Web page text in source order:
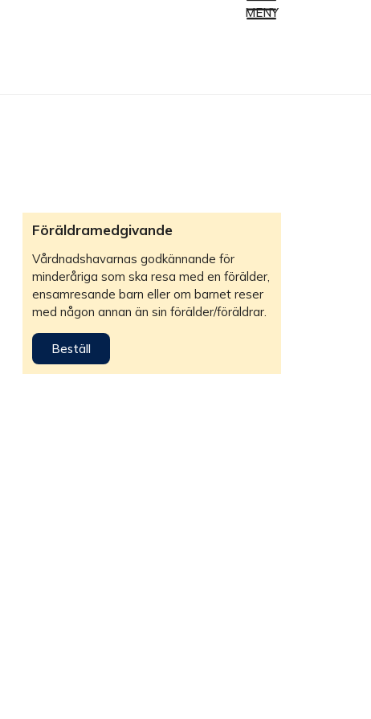
MENY
Föräldramedgivande
Vårdnadshavarnas godkännande för
minderåriga som ska resa med en förälder,
ensamresande barn eller om barnet reser
med någon annan än sin förälder/föräldrar.
Beställ